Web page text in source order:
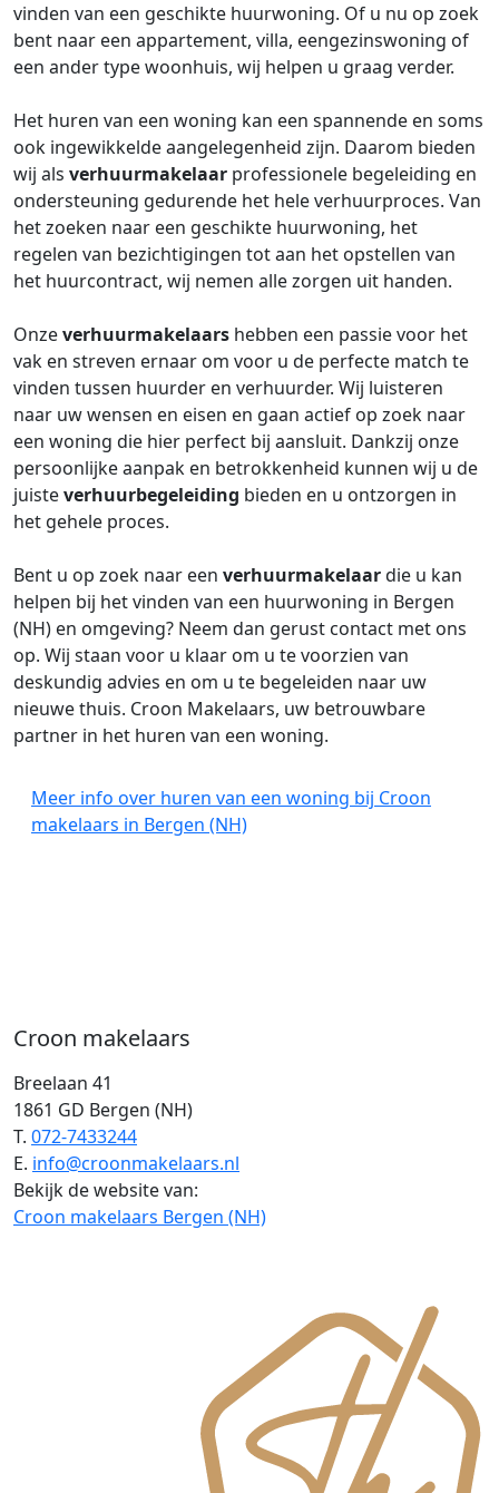
Croon makelaars
Breelaan 41
1861 GD Bergen (NH)
T. 072-7433244
E. info@croonmakelaars.nl
Bekijk de website van:
Croon makelaars Bergen (NH)
vinden van een geschikte huurwoning. Of u nu op zoek
bent naar een appartement, villa, eengezinswoning of
een ander type woonhuis, wij helpen u graag verder.
Het huren van een woning kan een spannende en soms
ook ingewikkelde aangelegenheid zijn. Daarom bieden
wij als verhuurmakelaar professionele begeleiding en
ondersteuning gedurende het hele verhuurproces. Van
het zoeken naar een geschikte huurwoning, het
regelen van bezichtigingen tot aan het opstellen van
het huurcontract, wij nemen alle zorgen uit handen.
Onzeverhuurmakelaars hebben een passie voor het
vak en streven ernaar om voor u de perfecte match te
vinden tussen huurder en verhuurder. Wij luisteren
naar uw wensen en eisen en gaan actief op zoek naar
een woning die hier perfect bij aansluit. Dankzij onze
persoonlijke aanpak en betrokkenheid kunnen wij u de
juisteverhuurbegeleiding bieden en u ontzorgen in
het gehele proces.
Bent u op zoek naar een verhuurmakelaardie u kan
helpen bij het vinden van een huurwoning in Bergen
(NH) en omgeving? Neem dan gerust contact met ons
op. Wij staan voor u klaar om u te voorzien van
deskundig advies en om u te begeleiden naar uw
nieuwe thuis. Croon Makelaars, uw betrouwbare
partner in het huren van een woning.
Meer info over huren van een woning bij Croon
makelaars in Bergen (NH)